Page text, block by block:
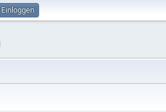
Einloggen